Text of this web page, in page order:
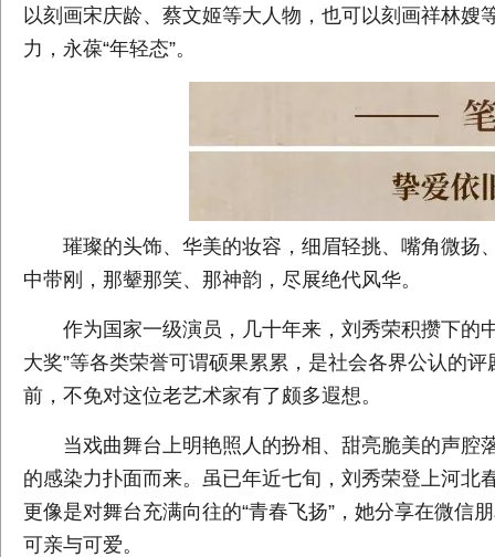
以刻画宋庆龄、蔡文姬等大人物，也可以刻画祥林嫂
力，永葆“年轻态”。
璀璨的头饰、华美的妆容，细眉轻挑、嘴角微扬
中带刚，那颦那笑、那神韵，尽展绝代风华。
作为国家一级演员，几十年来，刘秀荣积攒下的
大奖”等各类荣誉可谓硕果累累，是社会各界公认的
前，不免对这位老艺术家有了颇多遐想。
当戏曲舞台上明艳照人的扮相、甜亮脆美的声腔
的感染力扑面而来。虽已年近七旬，刘秀荣登上河北
更像是对舞台充满向往的“青春飞扬”，她分享在微信
可亲与可爱。